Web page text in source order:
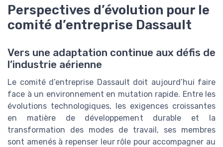
Perspectives d’évolution pour le
comité d’entreprise Dassault
Vers une adaptation continue aux défis de
l’industrie aérienne
Le comité d’entreprise Dassault doit aujourd’hui faire
face à un environnement en mutation rapide. Entre les
évolutions technologiques, les exigences croissantes
en matière de développement durable et la
transformation des modes de travail, ses membres
sont amenés à repenser leur rôle pour accompagner au